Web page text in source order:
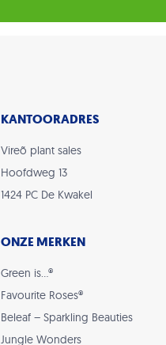
KANTOORADRES
Vireõ plant sales
Hoofdweg 13
1424 PC De Kwakel
ONZE MERKEN
Green is…®
Favourite Roses®
Beleaf – Sparkling Beauties
Jungle Wonders